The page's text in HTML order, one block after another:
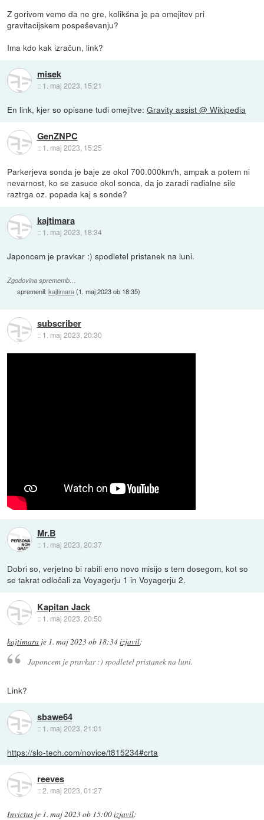
Z gorivom vemo da ne gre, kolikšna je pa omejitev pri
gravitacijskem pospeševanju?
Ima kdo kak izračun, link?
misek
:: 1. maj 2023, 15:21
En link, kjer so opisane tudi omejitve:Gravity assist @ Wikipedia
GenZNPC
:: 1. maj 2023, 15:25
Parkerjeva sonda je baje ze okol 700.000km/h, ampak a potem ni
nevarnost, ko se zasuce okol sonca, da jo zaradi radialne sile
raztrga oz. popada kaj s sonde?
kajtimara
:: 1. maj 2023, 18:34
Japoncem je pravkar :) spodletel pristanek na luni.
Zgodovina sprememb…
spremenil:kajtimara(1. maj 2023 ob 18:35)
subscriber
:: 1. maj 2023, 20:30
Mr.B
:: 1. maj 2023, 20:37
Dobri so, verjetno bi rabili eno novo misijo s tem dosegom, kot so
se takrat odločali za Voyagerju 1 in Voyagerju 2.
Kapitan Jack
:: 1. maj 2023, 20:50
kajtimara je 1. maj 2023 ob 18:34izjavil:
Japoncem je pravkar :) spodletel pristanek na luni.
Link?
sbawe64
:: 1. maj 2023, 21:01
https://slo-tech.com/novice/t815234#crta
reeves
::2. maj 2023, 01:27
Invictus je 1. maj 2023 ob 15:00izjavil: